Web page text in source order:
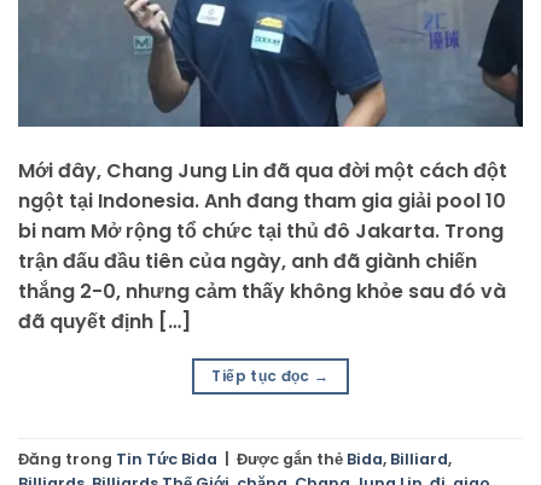
Mới đây, Chang Jung Lin đã qua đời một cách đột
ngột tại Indonesia. Anh đang tham gia giải pool 10
bi nam Mở rộng tổ chức tại thủ đô Jakarta. Trong
trận đấu đầu tiên của ngày, anh đã giành chiến
thắng 2-0, nhưng cảm thấy không khỏe sau đó và
đã quyết định […]
Tiếp tục đọc →
Đăng trong Tin Tức Bida Được gắn thẻ Bida, Billiard,